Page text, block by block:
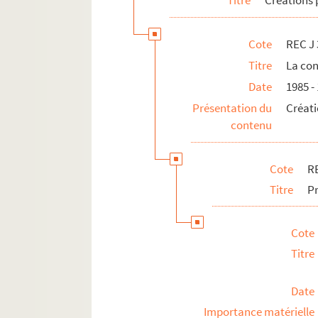
Cote
REC
Titre
La
Date
1985 -
Présentation du
contenu
Cote
Titre
Cote
Titre
Date
Importance matérielle